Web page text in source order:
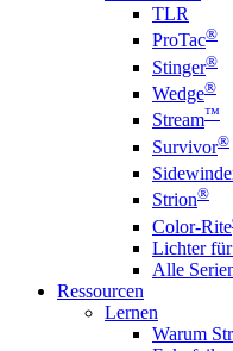
TLR
ProTac®
Stinger®
Wedge®
Stream™
Survivor®
Strion®
Color-Rite
Lichter
Alle
Ressourcen
Lernen
Warum